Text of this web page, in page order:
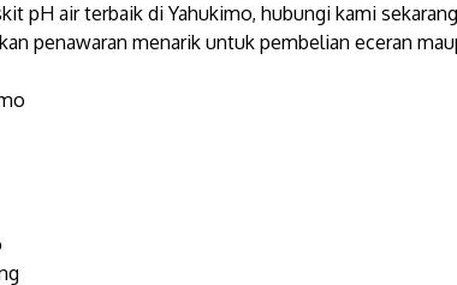
pH air terbaik di Yahukimo, hubungi kami
penawaran menarik untuk pembelian eceran